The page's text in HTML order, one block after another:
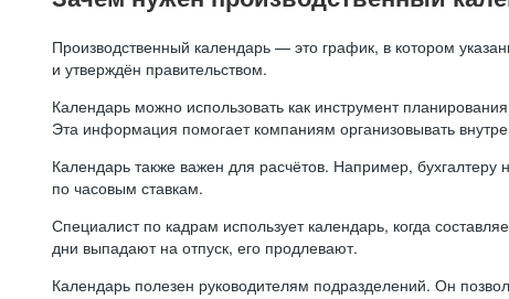
Производственный календарь — это график, в котором
и утверждён правительством.
Календарь можно использовать как инструмент
Эта информация помогает компаниям организовывать
Календарь также важен для расчётов. Например, бухгалтеру
по часовым ставкам.
Специалист по кадрам использует календарь, когда
дни выпадают на отпуск, его продлевают.
Календарь полезен руководителям подразделений. Он